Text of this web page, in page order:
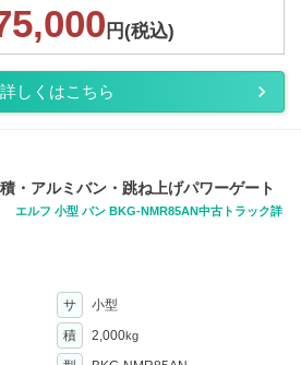
円(税込)
詳しくはこちら
・アルミバン・跳ね上げパワーゲート
エルフ 小型 バン BKG-NMR85AN中古トラック詳
サ
小型
積 2,000kg